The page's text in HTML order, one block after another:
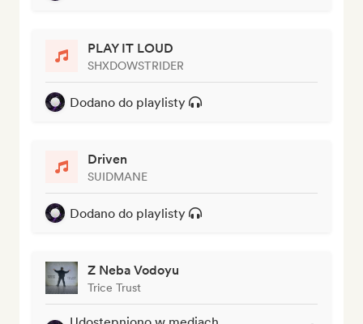
PLAY IT LOUD
SHXDOWSTRIDER
Dodano do playlisty
Driven
SUIDMANE
Dodano do playlisty
Z Neba Vodoyu
Trice Trust